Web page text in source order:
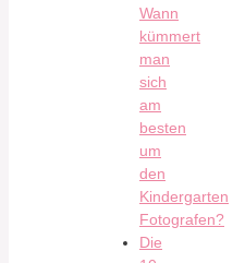
Wann
kümmert
man
sich
am
besten
um
den
Kindergarten
Fotografen?
Die